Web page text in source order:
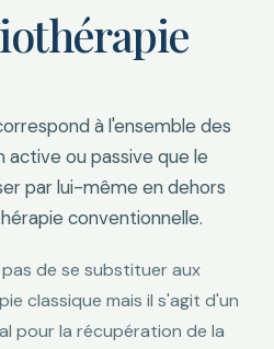
à l'ensemble des
ou passive que le
par lui-même en dehors
conventionnelle.
de se substituer aux
classique mais il s'agit d'un
pour la récupération de la